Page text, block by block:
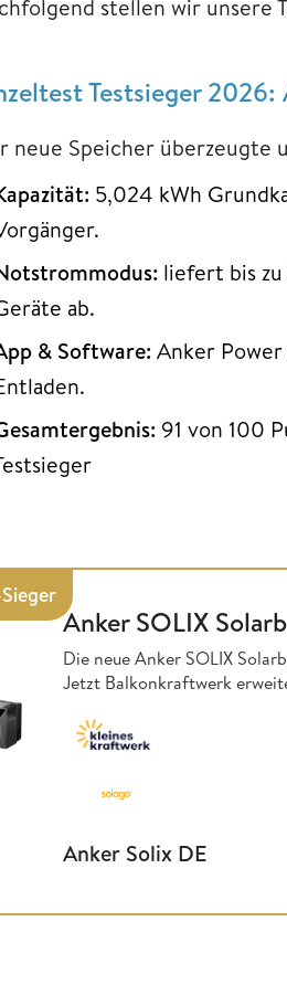
stellen wir unsere
Testsieger
neue Speicher überzeugte
5,024 kWh
liefert bis
ab.
& Software: Anker
91 von 100
Anker SOLIX
Die neue Anker SOLIX
Jetzt Balkonkraftwerk
Anker Solix DE